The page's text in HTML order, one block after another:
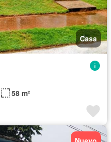
Casa
58 m²